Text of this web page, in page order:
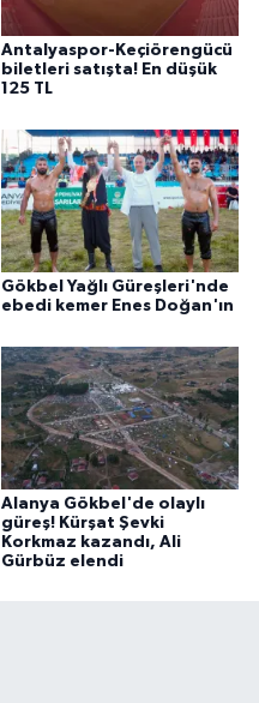
Antalyaspor-Keçiörengücü
biletleri satışta! En düşük
125 TL
Gökbel Yağlı Güreşleri'nde
ebedi kemer Enes Doğan'ın
Alanya Gökbel'de olaylı
güreş! Kürşat Şevki
Korkmaz kazandı, Ali
Gürbüz elendi